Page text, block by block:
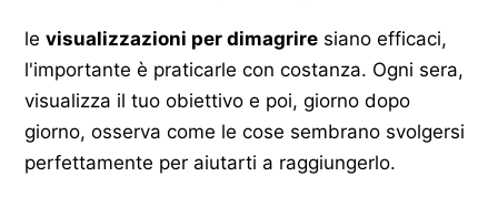
le visualizzazioni per dimagrire siano efficaci,
l'importante è praticarle con costanza. Ogni sera,
visualizza il tuo obiettivo e poi, giorno dopo
giorno, osserva come le cose sembrano svolgersi
perfettamente per aiutarti a raggiungerlo.